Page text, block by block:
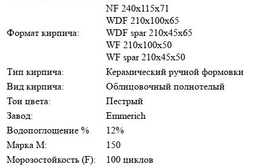
Формат кирпича:
NF 240х115х71
WDF 210х100х65
WDF spar 210х45х65
WF 210х100х50
WF spar 210х45х50
Тип кирпича:
Керамический ручной формовки
Вид кирпича:
Облицовочный полнотелый
Тон цвета:
Пестрый
Завод:
Emmerich
Водопоглощение %
12%
Марка М:
150
Морозостойкость (F):
100 циклов